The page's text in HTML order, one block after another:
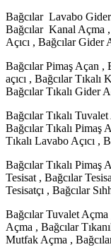
Bağcılar Lavabo
Bağcılar Kanal Açma ,
Açıcı , Bağcılar Gider
Bağcılar Pimaş Açan ,
açıcı , Bağcılar
Bağcılar Tıkalı Gider
Bağcılar Tıkalı
Bağcılar Tıkalı Pimaş
Tıkalı Lavabo Açıcı ,
Bağcılar Tıkalı Pimaş
Tesisat , Bağcılar
Tesisatçı , Bağcılar
Bağcılar Tuvalet
Açma , Bağcılar
Mutfak Açma ,